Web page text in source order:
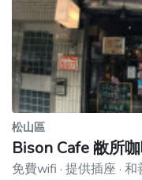
松山區
Bison Cafe 敝所
免費wifi · 提供插座 ·